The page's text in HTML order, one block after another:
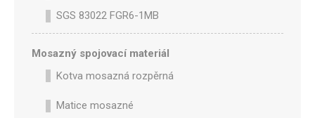
SGS 83022 FGR6-1MB
Mosazný spojovací materiál
Kotva mosazná rozpěrná
Matice mosazné